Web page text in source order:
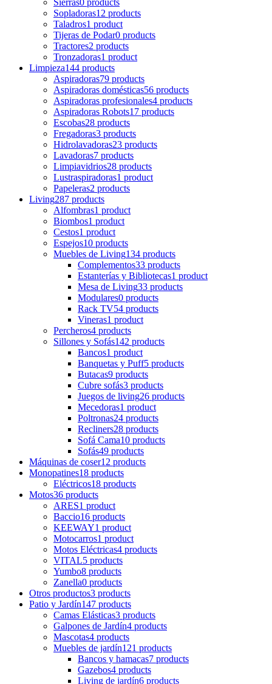
Sopladoras12 products
Taladros1 product
Tijeras de Podar0 products
Tractores2 products
Tronzadoras1 product
Limpieza144 products
Aspiradoras79 products
Aspiradoras domésticas56 products
Aspiradoras profesionales4 products
Aspiradoras Robots17 products
Escobas28 products
Fregadoras3 products
Hidrolavadoras23 products
Lavadoras7 products
Limpiavidrios28 products
Lustraspiradoras1 product
Papeleras2 products
Living287 products
Alfombras1 product
Biombos1 product
Cestos1 product
Espejos10 products
Muebles de Living134 products
Complementos33 products
Estanterías y Bibliotecas1 product
Mesa de Living33 products
Modulares0 products
Rack TV54 products
Vineras1 product
Percheros4 products
Sillones y Sofás142 products
Bancos1 product
Banquetas y Puff5 products
Butacas9 products
Cubre sofás3 products
Juegos de living26 products
Mecedoras1 product
Poltronas24 products
Recliners28 products
Sofá Cama10 products
Sofás49 products
Máquinas de coser12 products
Monopatines18 products
Eléctricos18 products
Motos36 products
ARES1 product
Baccio16 products
KEEWAY1 product
Motocarros1 product
Motos Eléctricas4 products
VITAL5 products
Yumbo8 products
Zanella0 products
Otros productos3 products
Patio y Jardín147 products
Camas Elásticas3 products
Galpones de Jardín4 products
Mascotas4 products
Muebles de jardín121 products
Bancos y hamacas7 products
Gazebos4 products
Living de jardín6 products